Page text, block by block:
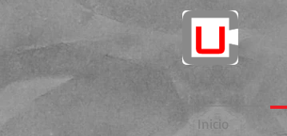
Inicio